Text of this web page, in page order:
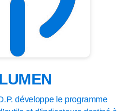
développe le programme